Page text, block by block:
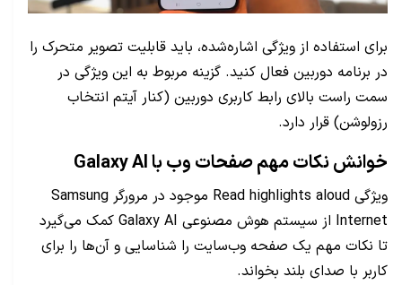
برای استفاده از ویژگی اشاره‌شده، باید قابلیت تصویر متحرک را
در برنامه دوربین فعال کنید. گزینه مربوط به این ویژگی در
سمت راست بالای رابط کاربری دوربین (کنار آیتم انتخاب
رزولوشن) قرار دارد.
خوانش نکات مهم صفحات وب با Galaxy AI
ویژگی Read highlights aloud موجود در مرورگر Samsung
Internet از سیستم هوش مصنوعی Galaxy AI‌ کمک می‌گیرد
تا نکات مهم یک صفحه وب‌سایت را شناسایی و آن‌ها را برای
کاربر با صدای بلند بخواند.